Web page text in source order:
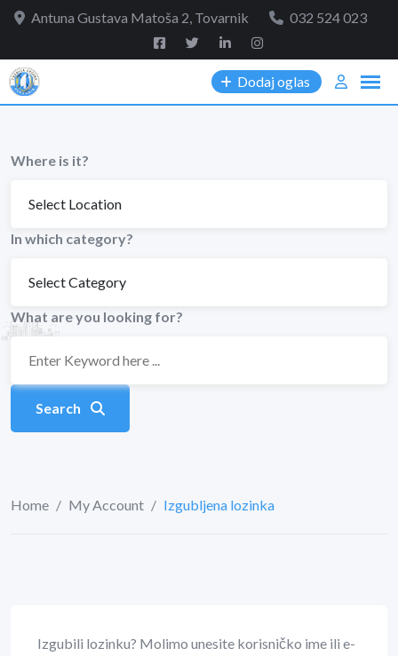
Skip Antuna Gustava Matoša 2, Tovarnik 032 524 023
Dodaj oglas
Where is it?
In which category?
What are you looking for?
Search
Home / My Account / Izgubljena lozinka
Izgubili lozinku? Molimo unesite korisničko ime ili e-